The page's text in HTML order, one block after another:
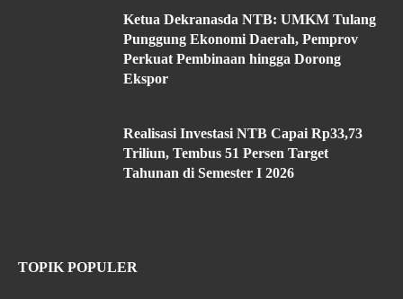
Ketua Dekranasda NTB: UMKM Tulang
Punggung Ekonomi Daerah, Pemprov
Perkuat Pembinaan hingga Dorong
Ekspor
Realisasi Investasi NTB Capai Rp33,73
Triliun, Tembus 51 Persen Target
Tahunan di Semester I 2026
TOPIK POPULER